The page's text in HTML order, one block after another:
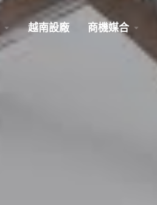
越南設廠 商機媒合